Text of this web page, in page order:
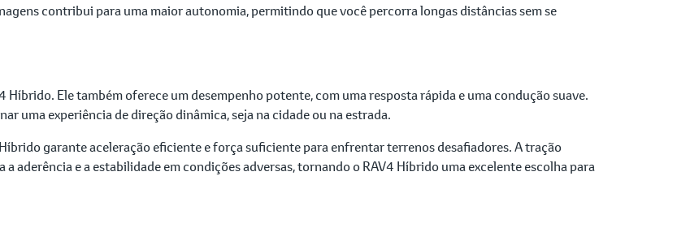
contribui para uma maior autonomia, permitindo que você percorra longas distâncias sem se
Híbrido. Ele também oferece um desempenho potente, com uma resposta rápida e uma condução suave.
uma experiência de direção dinâmica, seja na cidade ou na estrada.
garante aceleração eficiente e força suficiente para enfrentar terrenos desafiadores. A tração
aderência e a estabilidade em condições adversas, tornando o RAV4 Híbrido uma excelente escolha para